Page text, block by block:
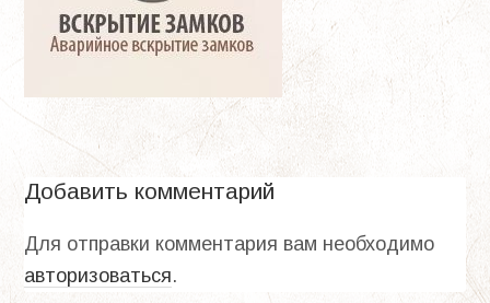
Добавить комментарий
Для отправки комментария вам необходимо
авторизоваться.